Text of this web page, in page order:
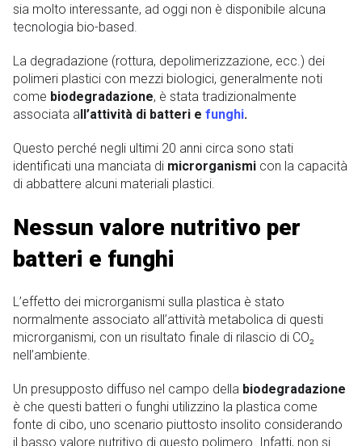
sia molto interessante, ad oggi non è disponibile alcuna
tecnologia bio-based.
La degradazione (rottura, depolimerizzazione, ecc.) dei
polimeri plastici con mezzi biologici, generalmente noti
come biodegradazione, è stata tradizionalmente
associata all’attività di batteri e funghi.
Questo perché negli ultimi 20 anni circa sono stati
identificati una manciata di microrganismi con la capacità
di abbattere alcuni materiali plastici.
Nessun valore nutritivo per
batteri e funghi
L’effetto dei microrganismi sulla plastica è stato
normalmente associato all’attività metabolica di questi
microrganismi, con un risultato finale di rilascio di CO₂
nell’ambiente.
Un presupposto diffuso nel campo della biodegradazione
è che questi batteri o funghi utilizzino la plastica come
fonte di cibo, uno scenario piuttosto insolito considerando
il basso valore nutritivo di questo polimero. Infatti, non si